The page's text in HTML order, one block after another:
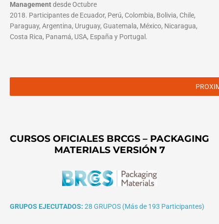
Managementdesde Octubre
2018. Participantes de Ecuador, Perú, Colombia, Bolivia, Chile,
Paraguay, Argentina, Uruguay, Guatemala, México, Nicaragua,
Costa Rica, Panamá, USA, España y Portugal.
CURSOS OFICIALES BRCGS – PACKAGING
MATERIALS VERSIÓN 7
GRUPOS EJECUTADOS: 28 GRUPOS (Más de 193 Participantes)